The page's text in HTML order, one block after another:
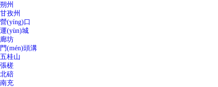
朔州
甘孜州
營(yíng)口
運(yùn)城
廊坊
門(mén)頭溝
五桂山
張槎
北碚
南充